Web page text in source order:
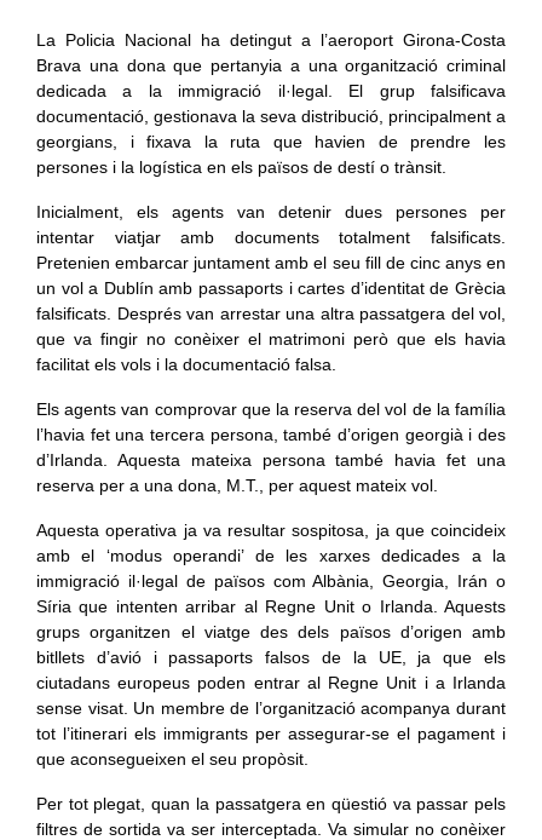
La Policia Nacional ha detingut a l’aeroport Girona-Costa
Brava una dona que pertanyia a una organització criminal
dedicada a la immigració il·legal. El grup falsificava
documentació, gestionava la seva distribució, principalment a
georgians, i fixava la ruta que havien de prendre les
persones i la logística en els països de destí o trànsit.
Inicialment, els agents van detenir dues persones per
intentar viatjar amb documents totalment falsificats.
Pretenien embarcar juntament amb el seu fill de cinc anys en
un vol a Dublín amb passaports i cartes d’identitat de Grècia
falsificats. Després van arrestar una altra passatgera del vol,
que va fingir no conèixer el matrimoni però que els havia
facilitat els vols i la documentació falsa.
Els agents van comprovar que la reserva del vol de la família
l’havia fet una tercera persona, també d’origen georgià i des
d’Irlanda. Aquesta mateixa persona també havia fet una
reserva per a una dona, M.T., per aquest mateix vol.
Aquesta operativa ja va resultar sospitosa, ja que coincideix
amb el ‘modus operandi’ de les xarxes dedicades a la
immigració il·legal de països com Albània, Georgia, Irán o
Síria que intenten arribar al Regne Unit o Irlanda. Aquests
grups organitzen el viatge des dels països d’origen amb
bitllets d’avió i passaports falsos de la UE, ja que els
ciutadans europeus poden entrar al Regne Unit i a Irlanda
sense visat. Un membre de l’organització acompanya durant
tot l’itinerari els immigrants per assegurar-se el pagament i
que aconsegueixen el seu propòsit.
Per tot plegat, quan la passatgera en qüestió va passar pels
filtres de sortida va ser interceptada. Va simular no conèixer